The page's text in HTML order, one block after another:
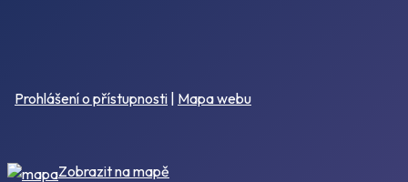
Prohlášení o přístupnosti Mapa webu
Zobrazit na mapě